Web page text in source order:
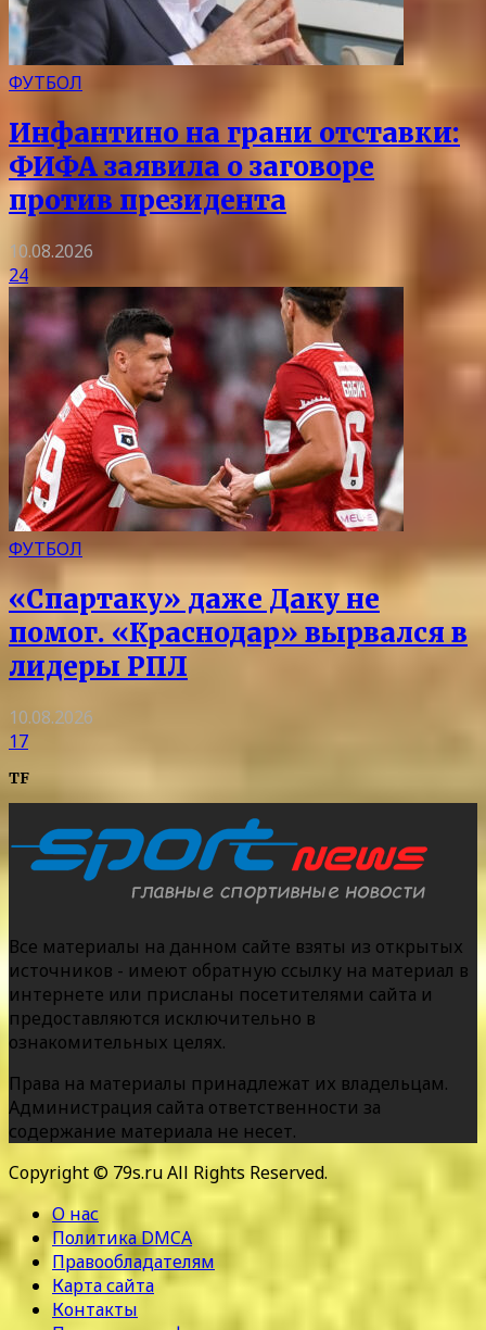
ФУТБОЛ
Инфантино на грани отставки:
ФИФА заявила о заговоре
против президента
10.08.2026
24
ФУТБОЛ
«Спартаку» даже Даку не
помог. «Краснодар» вырвался в
лидеры РПЛ
10.08.2026
17
TF
Все материалы на данном сайте взяты из открытых
источников - имеют обратную ссылку на материал в
интернете или присланы посетителями сайта и
предоставляются исключительно в
ознакомительных целях.
Права на материалы принадлежат их владельцам.
Администрация сайта ответственности за
содержание материала не несет.
Copyright © 79s.ru All Rights Reserved.
О нас
Политика DMCA
Правообладателям
Карта сайта
Контакты